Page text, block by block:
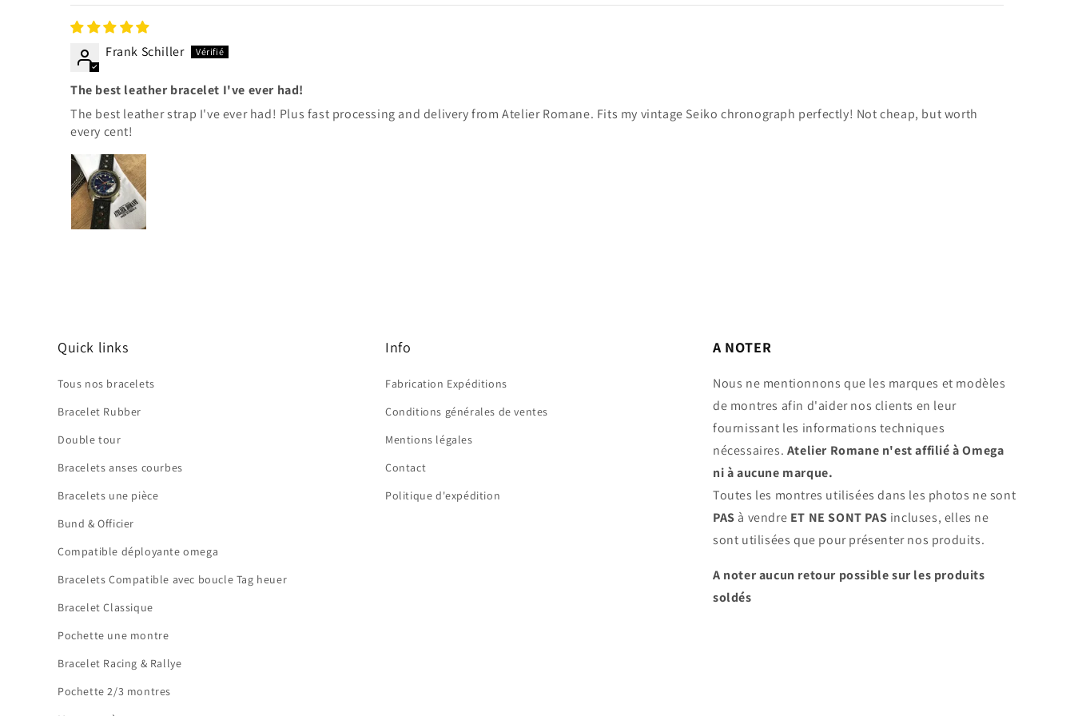
Frank Schiller
The best leather bracelet I've ever had!
The best leather strap I've ever had! Plus fast processing and delivery from Atelier Romane. Fits my vintage Seiko chronograph perfectly! Not cheap, but worth
every cent!
Quick links
Tous nos bracelets
Bracelet Rubber
Double tour
Bracelets anses courbes
Bracelets une pièce
Bund & Officier
Compatible déployante omega
Bracelets Compatible avec boucle Tag heuer
Bracelet Classique
Pochette une montre
Bracelet Racing & Rallye
Pochette 2/3 montres
Info
Fabrication Expéditions
Conditions générales de ventes
Mentions légales
Contact
Politique d'expédition
A NOTER
Nous ne mentionnons que les marques et modèles
de montres afin d'aider nos clients en leur
fournissant les informations techniques
nécessaires. Atelier Romane n'est affilié à Omega
ni à aucune marque.
Toutes les montres utilisées dans les photos ne sont
PAS à vendre ET NE SONT PAS incluses, elles ne
sont utilisées que pour présenter nos produits.
A noter aucun retour possible sur les produits
soldés